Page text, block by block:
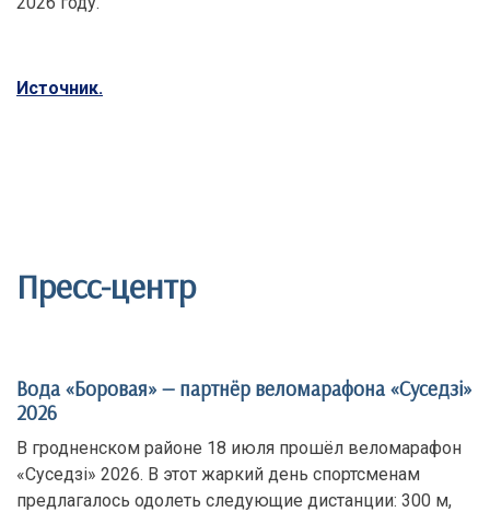
Источник.
Пресс-центр
Вода «Боровая» — партнёр веломарафона «Суседзi»
2026
В гродненском районе 18 июля прошёл веломарафон
«Суседзi» 2026. В этот жаркий день спортсменам
предлагалось одолеть следующие дистанции: 300 м,